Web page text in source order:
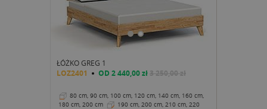
ŁÓŻKO GREG 1
LOZ2401 OD 2 440,00 zł3 250,00 zł
80 cm, 90 cm, 100 cm, 120 cm, 140 cm, 160 cm,
180 cm, 200 cm
190 cm, 200 cm, 210 cm, 220